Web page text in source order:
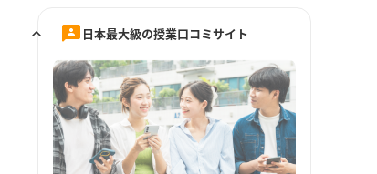
日本最大級の授業口コミサイト